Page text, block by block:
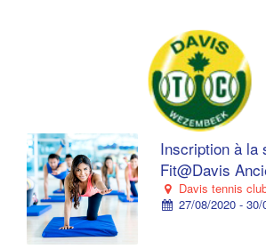
Inscription à la
Fit@Davis
Davis tennis
27/08/2020 - 30/